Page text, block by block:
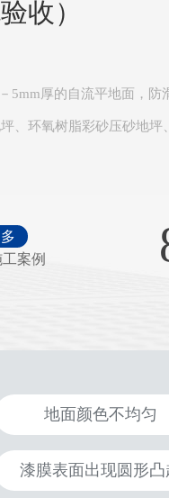
收）
5mm厚的自流平地面，
、环氧树脂彩砂压砂地
多
案例
地面颜色不均匀
漆膜表面出现圆形凸